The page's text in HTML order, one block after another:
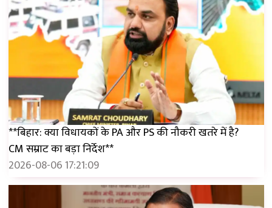
**बिहार: क्या विधायकों के PA और PS की नौकरी खतरे में है?
CM सम्राट का बड़ा निर्देश**
2026-08-06 17:21:09